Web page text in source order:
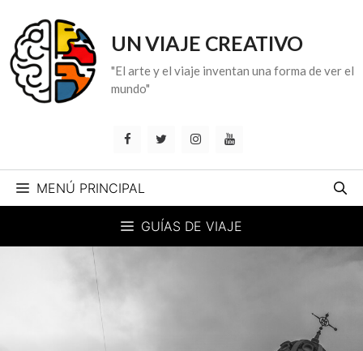
contenido
UN VIAJE CREATIVO
"El arte y el viaje inventan una forma de ver el
mundo"
MENÚ PRINCIPAL
GUÍAS DE VIAJE